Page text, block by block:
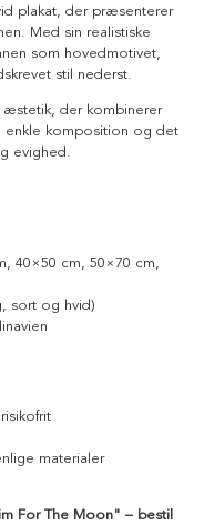
plakat, der præsenterer
Med sin realistiske
som hovedmotivet,
stil nederst.
æstetik, der kombinerer
enkle komposition og det
evighed.
40×50 cm, 50×70 cm,
sort og hvid)
materialer
For The Moon" – bestil